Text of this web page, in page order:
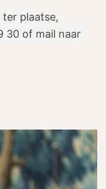
plaatse,
30 of mail naar